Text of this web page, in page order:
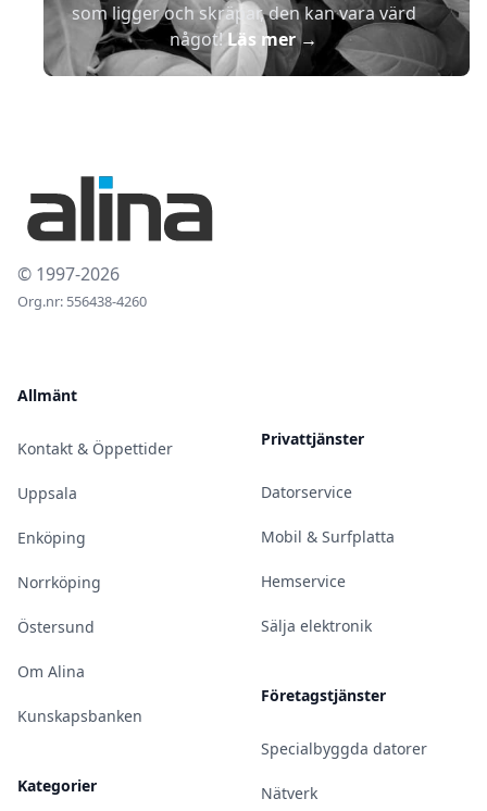
som ligger och skräpar, den kan vara värd
något!Läs mer→
© 1997-2026
Org.nr: 556438-4260
Allmänt
Kontakt & Öppettider
Uppsala
Enköping
Norrköping
Östersund
Om Alina
Kunskapsbanken
Kategorier
Privattjänster
Datorservice
Mobil & Surfplatta
Hemservice
Sälja elektronik
Företagstjänster
Specialbyggda datorer
Nätverk